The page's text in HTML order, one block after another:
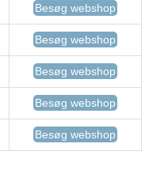
Besøg webshop
Besøg webshop
Besøg webshop
Besøg webshop
Besøg webshop